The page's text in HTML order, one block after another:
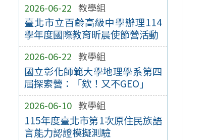
2026-06-22 教學組
臺北市立百齡高級中學辦理114
學年度國際教育昕晨使節營活動
2026-06-22 教學組
國立彰化師範大學地理學系第四
屆探索營：「欸！又不GEO」
2026-06-10 教學組
115年度臺北市第1次原住民族語
言能力認證模擬測驗